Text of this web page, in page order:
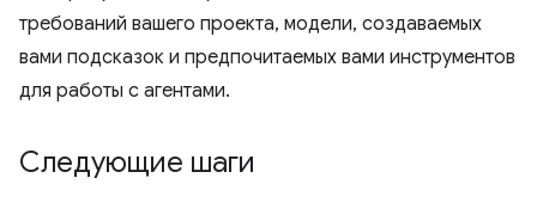
требований вашего проекта, модели, создаваемых
вами подсказок и предпочитаемых вами инструментов
для работы с агентами.
Следующие шаги